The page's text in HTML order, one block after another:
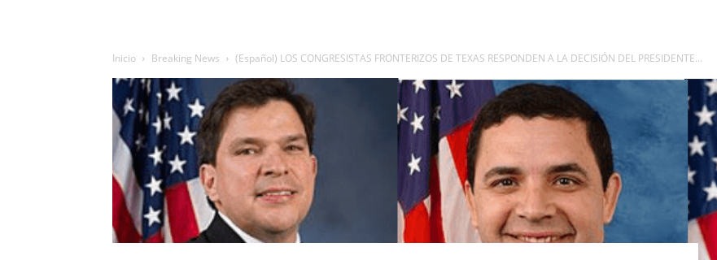
Inicio Breaking News (Español) LOS CONGRESISTAS FRONTERIZOS DE TEXAS RESPONDEN A LA DECISIÓN DEL PRESIDENTE...